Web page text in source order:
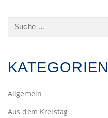
Suche
KATEGORIEN
Allgemein
Aus dem Kreistag